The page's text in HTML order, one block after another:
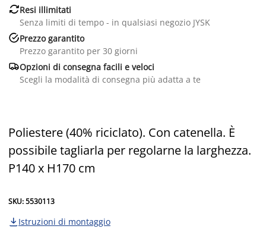
Resi illimitati
Senza limiti di tempo - in qualsiasi negozio JYSK
Prezzo garantito
Prezzo garantito per 30 giorni
Opzioni di consegna facili e veloci
Scegli la modalità di consegna più adatta a te
Poliestere (40% riciclato). Con catenella. È
possibile tagliarla per regolarne la larghezza.
P140 x H170 cm
SKU: 5530113
 Istruzioni di montaggio